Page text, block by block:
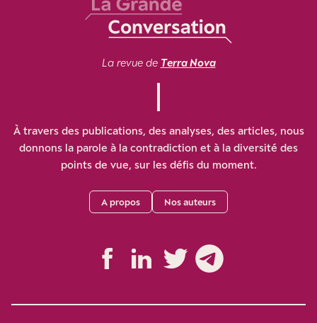
La revue de Terra Nova
À travers des publications, des analyses, des articles, nous
donnons la parole à la contradiction et à la diversité des
points de vue, sur les défis du moment.
A propos Nos auteurs